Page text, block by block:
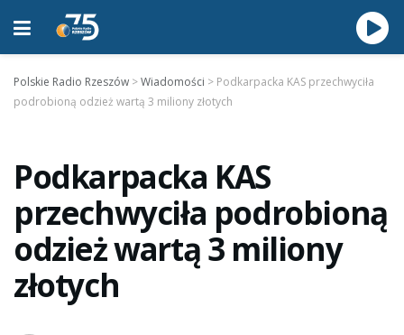
Polskie Radio Rzeszów >Wiadomości > Podkarpacka KAS przechwyciła
podrobioną odzież wartą 3 miliony złotych
Podkarpacka KAS
przechwyciła podrobioną
odzież wartą 3 miliony
złotych